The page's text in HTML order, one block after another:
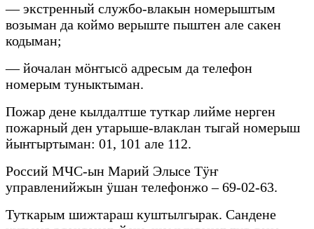
— экстренный службо-влакын номерыштым
возыман да коймо верыште пыштен але сакен
кодыман;
— йочалан мӧҥгысӧ адресым да телефон
номерым туныктыман.
Пожар дене кылдалтше туткар лийме нерген
пожарный ден утарыше-влаклан тыгай номерыш
йыҥгыртыман: 01, 101 але 112.
Россий МЧС-ын Марий Элысе Тӱҥ
управленийжын ӱшан телефонжо – 69-02-63.
Туткарым шижтараш куштылгырак. Сандене